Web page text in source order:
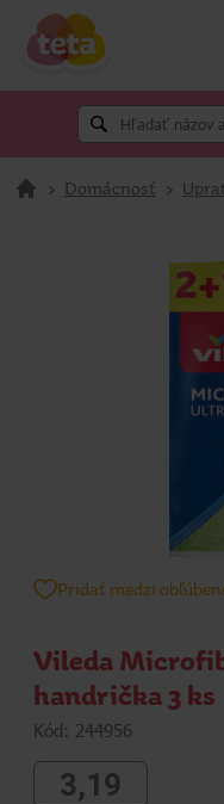
> Domácnosť >
Pridať medzi
Vileda
handrička 3 ks
Kód: 244956
3,19